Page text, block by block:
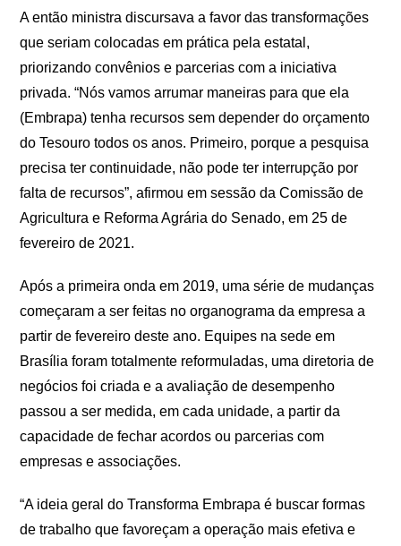
A então ministra discursava a favor das transformações
que seriam colocadas em prática pela estatal,
priorizando convênios e parcerias com a iniciativa
privada. “Nós vamos arrumar maneiras para que ela
(Embrapa) tenha recursos sem depender do orçamento
do Tesouro todos os anos. Primeiro, porque a pesquisa
precisa ter continuidade, não pode ter interrupção por
falta de recursos”, afirmou em sessão da Comissão de
Agricultura e Reforma Agrária do Senado, em 25 de
fevereiro de 2021.
Após a primeira onda em 2019, uma série de mudanças
começaram a ser feitas no organograma da empresa a
partir de fevereiro deste ano. Equipes na sede em
Brasília foram totalmente reformuladas, uma diretoria de
negócios foi criada e a avaliação de desempenho
passou a ser medida, em cada unidade, a partir da
capacidade de fechar acordos ou parcerias com
empresas e associações.
“A ideia geral do Transforma Embrapa é buscar formas
de trabalho que favoreçam a operação mais efetiva e